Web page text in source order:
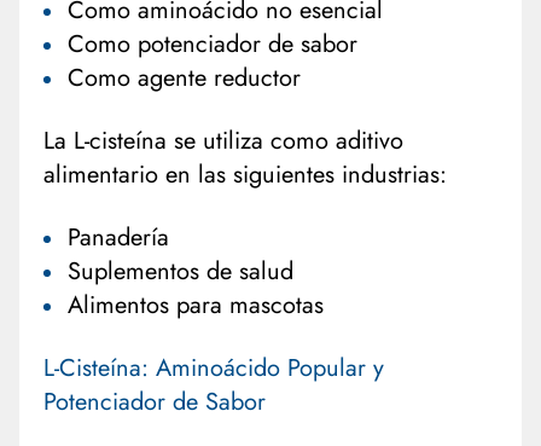
Como aminoácido no esencial
Como potenciador de sabor
Como agente reductor
La L-cisteína se utiliza como aditivo
alimentario en las siguientes industrias:
Panadería
Suplementos de salud
Alimentos para mascotas
L-Cisteína: Aminoácido Popular y
Potenciador de Sabor